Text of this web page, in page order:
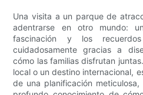
Una visita a un parque de
adentrarse en otro mundo:
fascinación y los
cuidadosamente gracias a
cómo las familias disfrutan
local o un destino internacional,
de una planificación